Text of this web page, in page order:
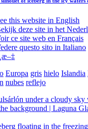
Europa gris hielo Islandia
nubes reflejo